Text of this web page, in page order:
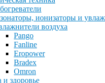
ионизаторы и
воздуха
Pango
Fanline
Eropower
Bradex
Omron
и здоровье